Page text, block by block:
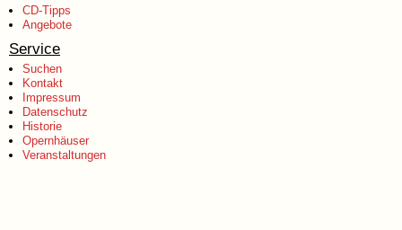
CD-Tipps
Angebote
Service
Suchen
Kontakt
Impressum
Datenschutz
Historie
Opernhäuser
Veranstaltungen